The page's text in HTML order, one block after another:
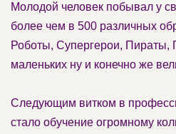
Молодой человек побывал у
более чем в 500 различных
Роботы, Супергерои,
маленьких ну и конечно же
Следующим витком в
стало обучение огромному